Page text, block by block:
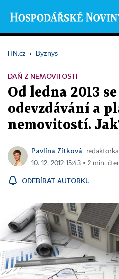
HN.cz › Byznys
DAŇ Z NEMOVITOSTI
Od ledna 2013
odevzdávání a
nemovitostí.
Pavlína Zítková
10. 12. 2012 15:43 ▪ 2 min.
ODEBÍRAT AUTORKU